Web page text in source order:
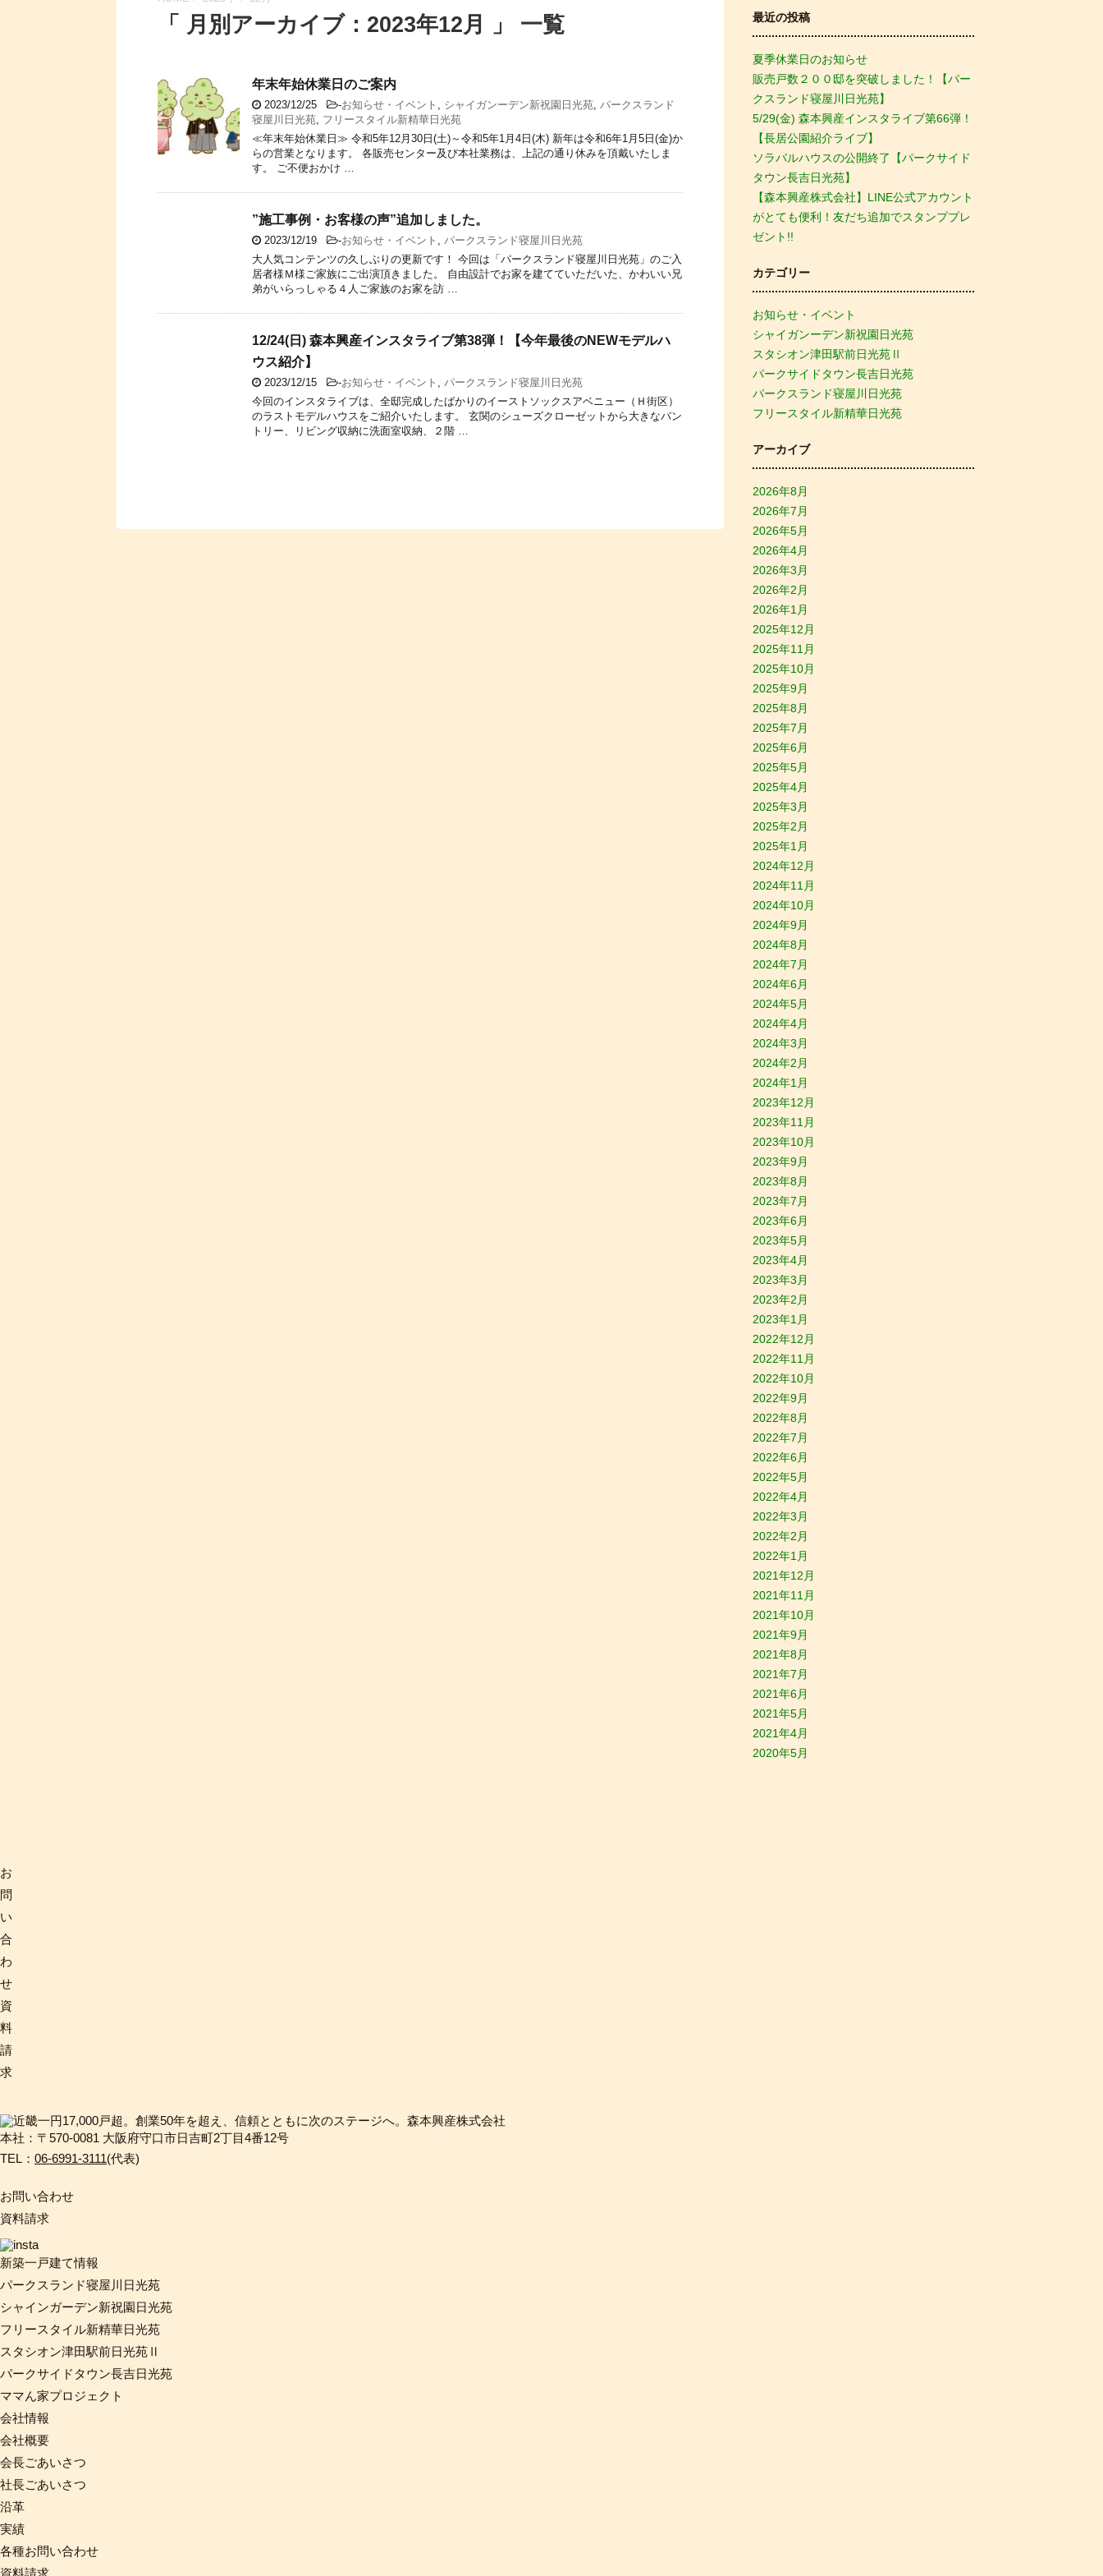
「 月別アーカイブ：2023年12月 」 一覧
年末年始休業日のご案内
2023/12/25 -お知らせ・イベント , シャイガンーデン新祝園日光苑, パークスランド
寝屋川日光苑, フリースタイル新精華日光苑
≪年末年始休業日≫ 令和5年12月30日(土)～令和5年1月4日(木) 新年は令和6年1月5日(金)か
らの営業となります。 各販売センター及び本社業務は、上記の通り休みを頂戴いたしま
す。 ご不便おかけ …
”施工事例・お客様の声”追加しました。
2023/12/19 -お知らせ・イベント , パークスランド寝屋川日光苑
大人気コンテンツの久しぶりの更新です！ 今回は「パークスランド寝屋川日光苑」のご入
居者様Ｍ様ご家族にご出演頂きました。 自由設計でお家を建てていただいた、かわいい兄
弟がいらっしゃる４人ご家族のお家を訪 …
12/24(日) 森本興産インスタライブ第38弾！【今年最後のNEWモデルハ
ウス紹介】
2023/12/15 -お知らせ・イベント , パークスランド寝屋川日光苑
今回のインスタライブは、全邸完成したばかりのイーストソックスアベニュー（Ｈ街区）
のラストモデルハウスをご紹介いたします。 玄関のシューズクローゼットから大きなパン
トリー、リビング収納に洗面室収納、２階 …
最近の投稿
夏季休業日のお知らせ
販売戸数２００邸を突破しました！【パー
クスランド寝屋川日光苑】
5/29(金) 森本興産インスタライブ第66弾！
【長居公園紹介ライブ】
ソラバルハウスの公開終了【パークサイド
タウン長吉日光苑】
【森本興産株式会社】LINE公式アカウント
がとても便利！友だち追加でスタンププレ
ゼント!!
カテゴリー
お知らせ・イベント
シャイガンーデン新祝園日光苑
スタシオン津田駅前日光苑Ⅱ
パークサイドタウン長吉日光苑
パークスランド寝屋川日光苑
フリースタイル新精華日光苑
アーカイブ
2026年8月
2026年7月
2026年5月
2026年4月
2026年3月
2026年2月
2026年1月
2025年12月
2025年11月
2025年10月
2025年9月
2025年8月
2025年7月
2025年6月
2025年5月
2025年4月
2025年3月
2025年2月
2025年1月
2024年12月
2024年11月
2024年10月
2024年9月
2024年8月
2024年7月
2024年6月
2024年5月
2024年4月
2024年3月
2024年2月
2024年1月
2023年12月
2023年11月
2023年10月
2023年9月
2023年8月
2023年7月
2023年6月
2023年5月
2023年4月
2023年3月
2023年2月
2023年1月
2022年12月
2022年11月
2022年10月
2022年9月
2022年8月
2022年7月
2022年6月
2022年5月
2022年4月
2022年3月
2022年2月
2022年1月
2021年12月
2021年11月
2021年10月
2021年9月
2021年8月
2021年7月
2021年6月
2021年5月
2021年4月
2020年5月
お
問
い
合
わ
せ
資
料
請
求
本社：〒570-0081 大阪府守口市日吉町2丁目4番12号
TEL： 06-6991-3111(代表)
お問い合わせ
資料請求
新築一戸建て情報
パークスランド寝屋川日光苑
シャインガーデン新祝園日光苑
フリースタイル新精華日光苑
スタシオン津田駅前日光苑Ⅱ
パークサイドタウン長吉日光苑
ママん家プロジェクト
会社情報
会社概要
会長ごあいさつ
社長ごあいさつ
沿革
実績
各種お問い合わせ
資料請求